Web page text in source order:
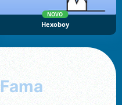
NOVO
Hexoboy
Fama